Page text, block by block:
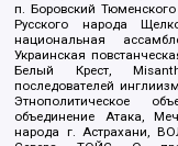
п. Боровский
Русского народа
национальная
Украинская
Белый Крест,
последователей
Этнополитическое
объединение Атака,
народа г. Астрахани,